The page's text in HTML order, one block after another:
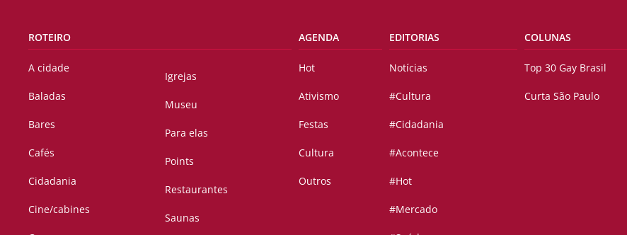
ROTEIRO
A cidade
Baladas
Bares
Cafés
Cidadania
Cine/cabines
Igrejas
Museu
Para elas
Points
Restaurantes
Saunas
AGENDA
Hot
Ativismo
Festas
Cultura
Outros
EDITORIAS
Notícias
#Cultura
#Cidadania
#Acontece
#Hot
#Mercado
COLUNAS
Top 30 Gay Brasil
Curta São Paulo